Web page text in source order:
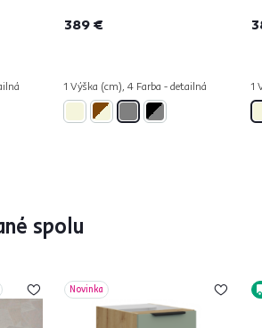
389 €
1 Výška (cm), 4 Farba - detailná 1
spolu
Novinka